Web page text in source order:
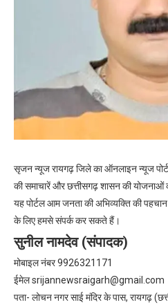
सृजन न्यूज रायगढ़ जिले का ऑनलाइन न्यूज
की समाचारें और छत्तीसगढ़ शासन की योजनाओं
यह पोर्टल आम जनता की अभिव्यक्ति की
के लिए हमसे संपर्क कर सकते हैं।
सुनील नामदेव (संपादक)
मोबाइल नंबर 9926321171
ईमेलsrijannewsraigarh@gmail.com
पता- लोचन नगर साई मंदिर के पास, रायगढ़